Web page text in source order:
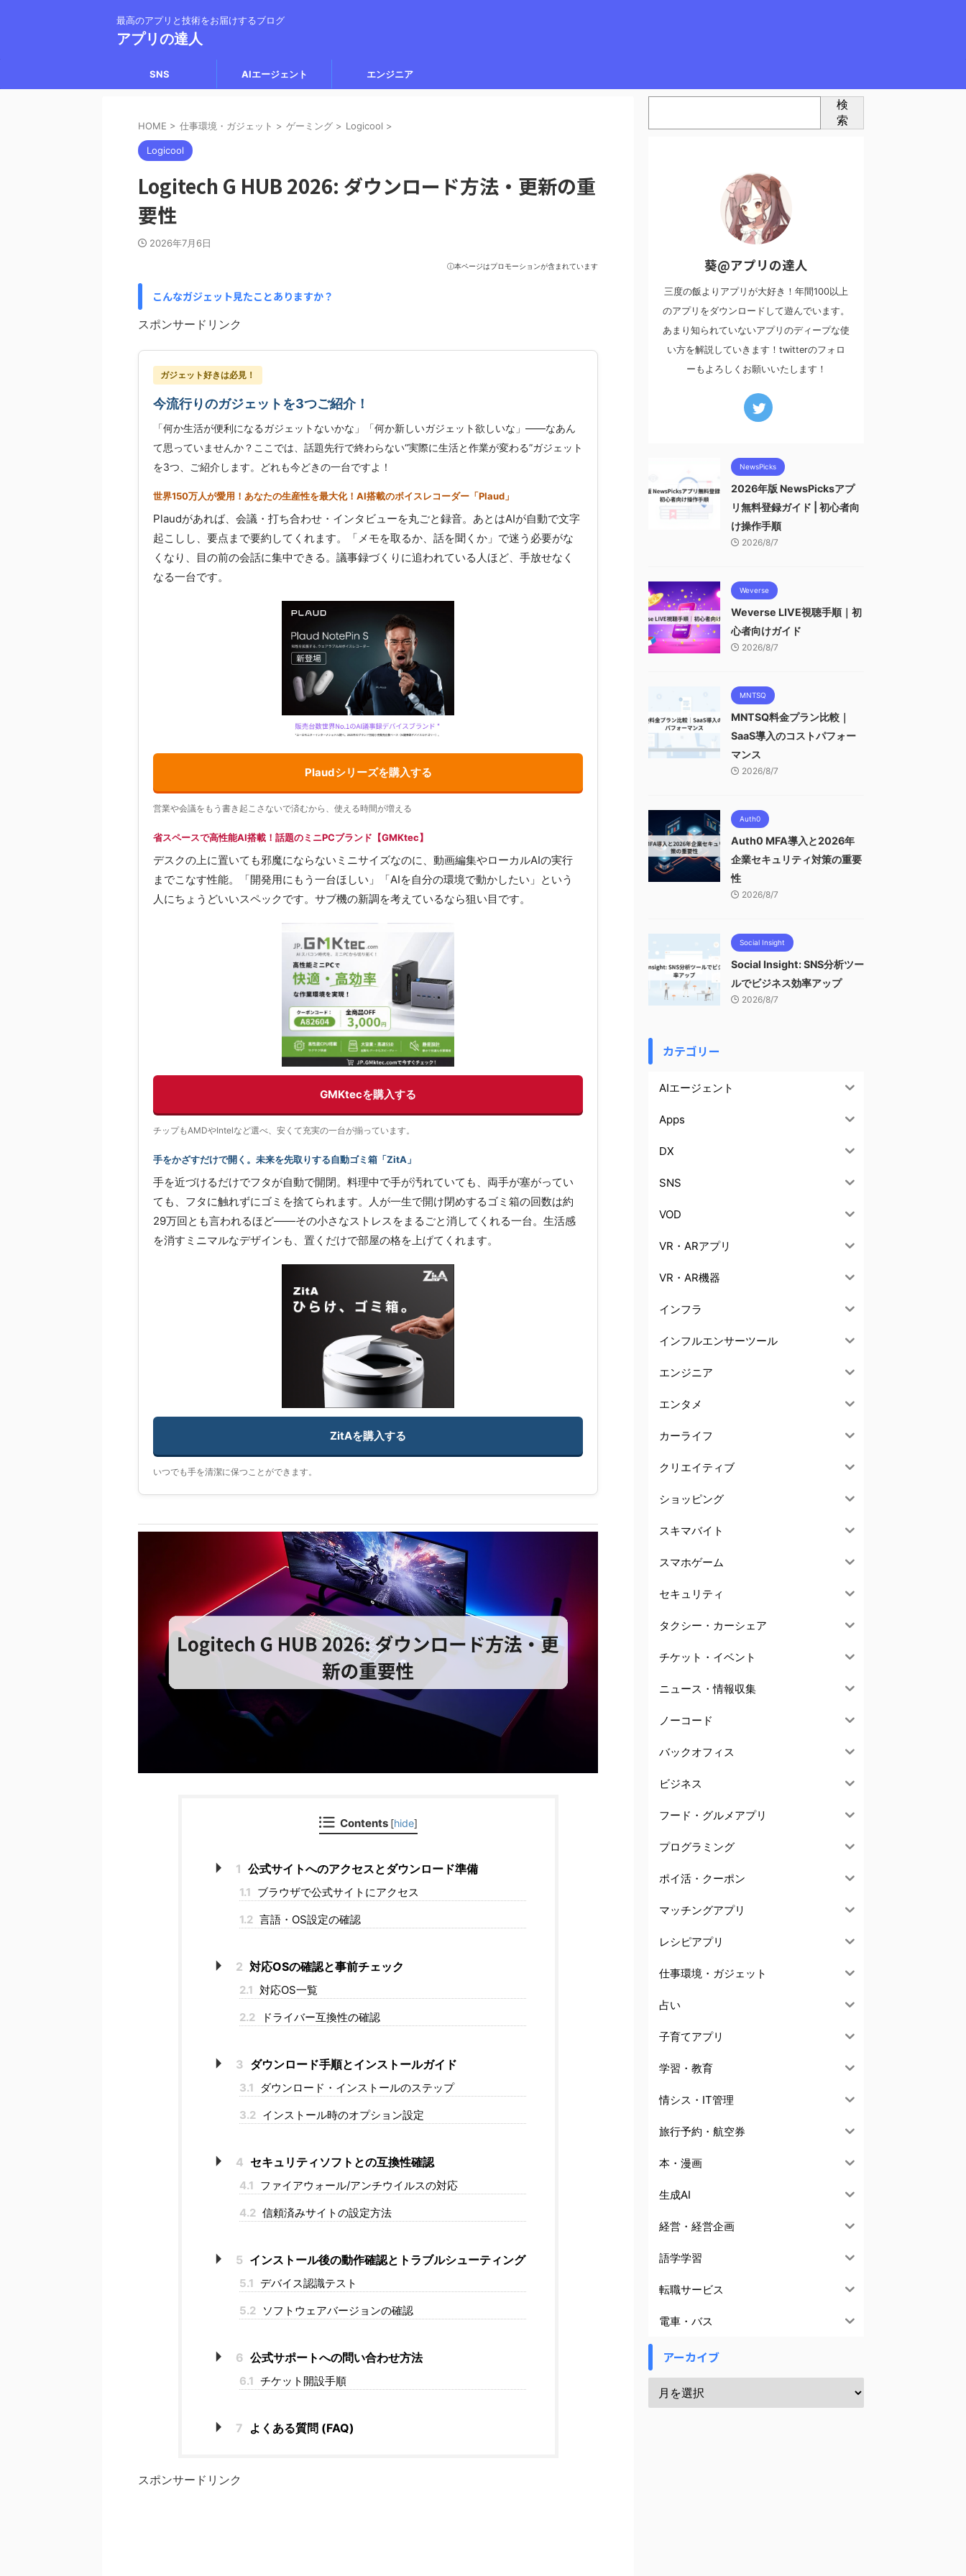
最高のアプリと技術をお届けするブログ
アプリの達人
SNS AIエージェント エンジニア
HOME > 仕事環境・ガジェット > ゲーミング > Logicool >
Logicool
Logitech G HUB 2026: ダウンロード方法・更新の重
要性
2026年7月6日
ⓘ本ページはプロモーションが含まれています
こんなガジェット見たことありますか？
スポンサードリンク
ガジェット好きは必見！
今流行りのガジェットを3つご紹介！
「何か生活が便利になるガジェットないかな」「何か新しいガジェット欲しいな」——なあん
て思っていませんか？ここでは、話題先行で終わらない“実際に生活と作業が変わる”ガジェット
を3つ、ご紹介します。どれも今どきの一台ですよ！
世界150万人が愛用！あなたの生産性を最大化！AI搭載のボイスレコーダー「Plaud」
Plaudがあれば、会議・打ち合わせ・インタビューを丸ごと録音。あとはAIが自動で文字
起こしし、要点まで要約してくれます。「メモを取るか、話を聞くか」で迷う必要がな
くなり、目の前の会話に集中できる。議事録づくりに追われている人ほど、手放せなく
なる一台です。
Plaudシリーズを購入する
営業や会議をもう書き起こさないで済むから、使える時間が増える
省スペースで高性能AI搭載！話題のミニPCブランド【GMKtec】
デスクの上に置いても邪魔にならないミニサイズなのに、動画編集やローカルAIの実行
までこなす性能。「開発用にもう一台ほしい」「AIを自分の環境で動かしたい」という
人にちょうどいいスペックです。サブ機の新調を考えているなら狙い目です。
GMKtecを購入する
チップもAMDやIntelなど選べ、安くて充実の一台が揃っています。
手をかざすだけで開く。未来を先取りする自動ゴミ箱「ZitA」
手を近づけるだけでフタが自動で開閉。料理中で手が汚れていても、両手が塞がってい
ても、フタに触れずにゴミを捨てられます。人が一生で開け閉めするゴミ箱の回数は約
29万回とも言われるほど——その小さなストレスをまるごと消してくれる一台。生活感
を消すミニマルなデザインも、置くだけで部屋の格を上げてくれます。
ZitAを購入する
いつでも手を清潔に保つことができます。
Contents [hide]
1 公式サイトへのアクセスとダウンロード準備
1.1 ブラウザで公式サイトにアクセス
1.2 言語・OS設定の確認
2 対応OSの確認と事前チェック
2.1 対応OS一覧
2.2
ドライバー互換性の確認
3 ダウンロード手順とインストールガイド
3.1
ダウンロード・インストールのステップ
3.2 インストール時のオプション設定
4 セキュリティソフトとの互換性確認
4.1 ファイアウォール/アンチウイルスの対応
4.2 信頼済みサイトの設定方法
5 インストール後の動作確認とトラブルシューティング
5.1 デバイス認識テスト
5.2
ソフトウェアバージョンの確認
6 公式サポートへの問い合わせ方法
6.1 チケット開設手順
7 よくある質問 (FAQ)
スポンサードリンク
検
索
葵@アプリの達人
三度の飯よりアプリが大好き！年間100以上
のアプリをダウンロードして遊んでいます。
あまり知られていないアプリのディープな使
い方を解説していきます！twitterのフォロ
ーもよろしくお願いいたします！
NewsPicks
2026年版 NewsPicksアプ
リ無料登録ガイド | 初心者向
け操作手順
2026/8/7
Weverse
Weverse LIVE視聴手順｜初
心者向けガイド
2026/8/7
MNTSQ
MNTSQ料金プラン比較｜
SaaS導入のコストパフォー
マンス
2026/8/7
Auth0
Auth0 MFA導入と2026年
企業セキュリティ対策の重要
性
2026/8/7
Social Insight
Social Insight: SNS分析ツー
ルでビジネス効率アップ
2026/8/7
カテゴリー
AIエージェント
Apps
DX
SNS
VOD
VR・ARアプリ
VR・AR機器
インフラ
インフルエンサーツール
エンジニア
エンタメ
カーライフ
クリエイティブ
ショッピング
スキマバイト
スマホゲーム
セキュリティ
タクシー・カーシェア
チケット・イベント
ニュース・情報収集
ノーコード
バックオフィス
ビジネス
フード・グルメアプリ
プログラミング
ポイ活・クーポン
マッチングアプリ
レシピアプリ
仕事環境・ガジェット
占い
子育てアプリ
学習・教育
情シス・IT管理
旅行予約・航空券
本・漫画
生成AI
経営・経営企画
語学学習
転職サービス
電車・バス
アーカイブ